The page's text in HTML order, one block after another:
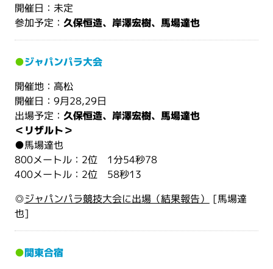
開催日：未定
参加予定： 久保恒造、岸澤宏樹、馬場達也
●ジャパンパラ大会
開催地：高松
開催日：9月28,29日
出場予定： 久保恒造、岸澤宏樹、馬場達也
＜リザルト＞
●馬場達也
800メートル：2位 1分54秒78
400メートル：2位 58秒13
◎ジャパンパラ競技大会に出場（結果報告） [馬場達
也]
●関東合宿